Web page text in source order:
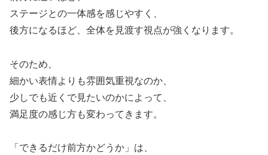
ステージとの一体感を感じやすく、
後方になるほど、全体を見渡す視点が強くなります。
そのため、
細かい表情よりも雰囲気重視なのか、
少しでも近くで見たいのかによって、
満足度の感じ方も変わってきます。
「できるだけ前方かどうか」は、